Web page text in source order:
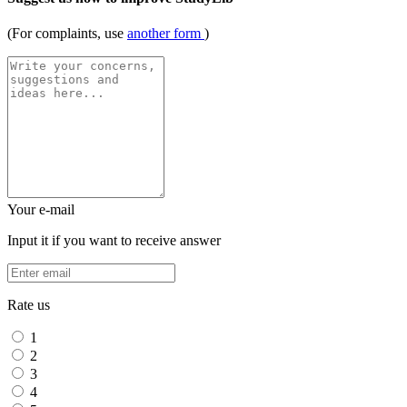
(For complaints, use another form )
Your e-mail
Input it if you want to receive answer
Rate us
1
2
3
4